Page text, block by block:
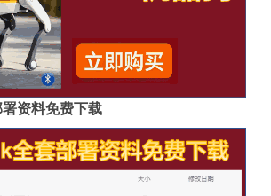
资料免费下载